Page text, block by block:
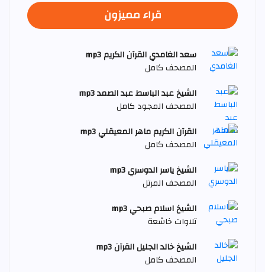
قراء مميزون
سعد الغامدي القرآن الكريم mp3
المصحف كامل
الشيخ عبد الباسط عبد الصمد mp3
المصحف المجود كامل
القرآن الكريم ماهر المعيقلي mp3
المصحف كامل
الشيخ ياسر الدوسري mp3
المصحف المرتل
الشيخ اسلام صبحي mp3
تلاوات خاشعة
الشيخ خالد الجليل القرآن mp3
المصحف كامل